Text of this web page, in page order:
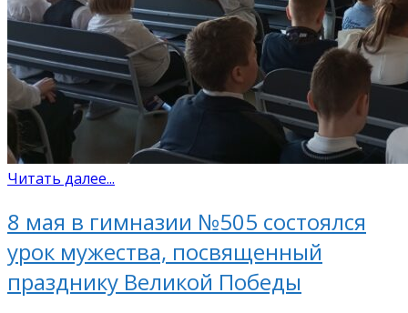
Читать далее...
8 мая в гимназии №505 состоялся
урок мужества, посвященный
празднику Великой Победы